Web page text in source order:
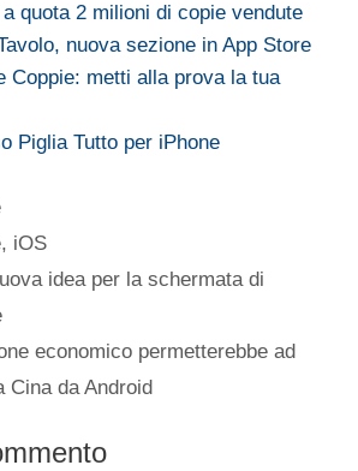
quota 2 milioni di copie vendute
nuova sezione in App Store
Coppie: metti alla prova la tua
Piglia Tutto per iPhone
, iOS
idea per la schermata di
economico permetterebbe ad
Cina da Android